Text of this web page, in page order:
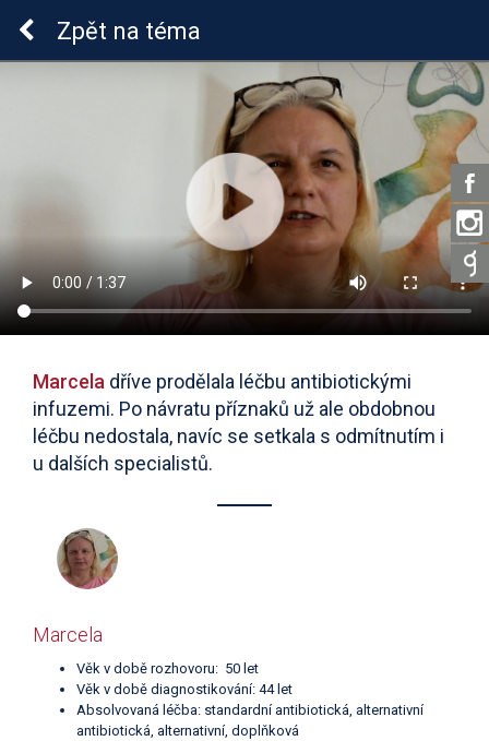
Lymeská borrelióza
Zpět na téma
Marcela dříve prodělala léčbu antibiotickými
infuzemi. Po návratu příznaků už ale obdobnou
léčbu nedostala, navíc se setkala s odmítnutím i
u dalších specialistů.
Marcela
Věk v době rozhovoru: 50 let
Věk v době diagnostikování: 44 let
Absolvovaná léčba: standardní antibiotická, alternativní
antibiotická, alternativní, doplňková